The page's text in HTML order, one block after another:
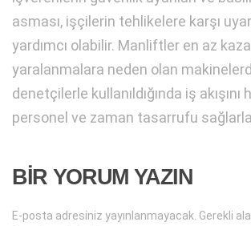
asması, işçilerin tehlikelere karşı
yardımcı olabilir. Manliftler en az
yaralanmalara neden olan
denetçilerle kullanıldığında iş akışını
personel ve zaman tasarrufu
BIR YORUM YAZIN
E-posta adresiniz yayınlanmayacak. Gerekli